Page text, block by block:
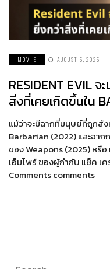
MOVIE AUGUST 6, 2026
RESIDENT EVIL
สิ่งที่เคยเกิดขึ้นใน
แม้ว่าจะมีฉากที่มนุษย์ที่ถูกสั
Barbarian (2022) และฉา
ของ Weapons (2025) หรื
เอ็มไพร์ ของผู้กำกับ แซ็ค เ
Comments comments